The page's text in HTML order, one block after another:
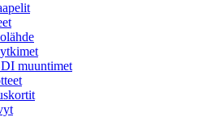
muuntimet